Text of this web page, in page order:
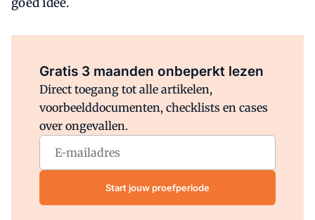
Gratis 3 maanden onbeperkt lezen
Direct toegang tot alle artikelen,
voorbeelddocumenten, checklists en cases
over ongevallen.
Start jouw proefperiode